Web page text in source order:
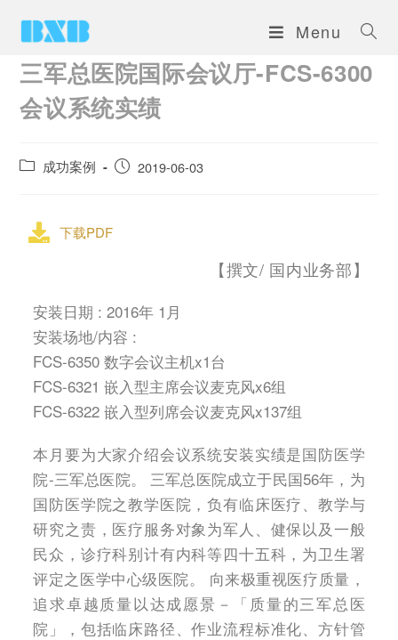
Menu
三军总医院国际会议厅-FCS-6300
会议系统实绩
成功案例 2019-06-03
下载PDF
【撰文/ 国内业务部】
安装日期 : 2016年 1月
安装场地/内容 :
FCS-6350 数字会议主机x1台
FCS-6321 嵌入型主席会议麦克风x6组
FCS-6322 嵌入型列席会议麦克风x137组
本月要为大家介绍会议系统安装实绩是国防医学
院-三军总医院。 三军总医院成立于民国56年，为
国防医学院之教学医院，负有临床医疗、教学与
研究之责，医疗服务对象为军人、健保以及一般
民众，诊疗科别计有内科等四十五科，为卫生署
评定之医学中心级医院。 向来极重视医疗质量，
追求卓越质量以达成愿景－「质量的三军总医
院」，包括临床路径、作业流程标准化、方针管